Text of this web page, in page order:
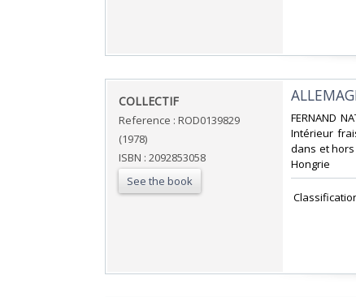
‎COLLECTIF‎
Reference : ROD0139829
(1978)
ISBN : 2092853058
See the book
‎FERNAND
Intérieur
dans et hors
Hongrie‎